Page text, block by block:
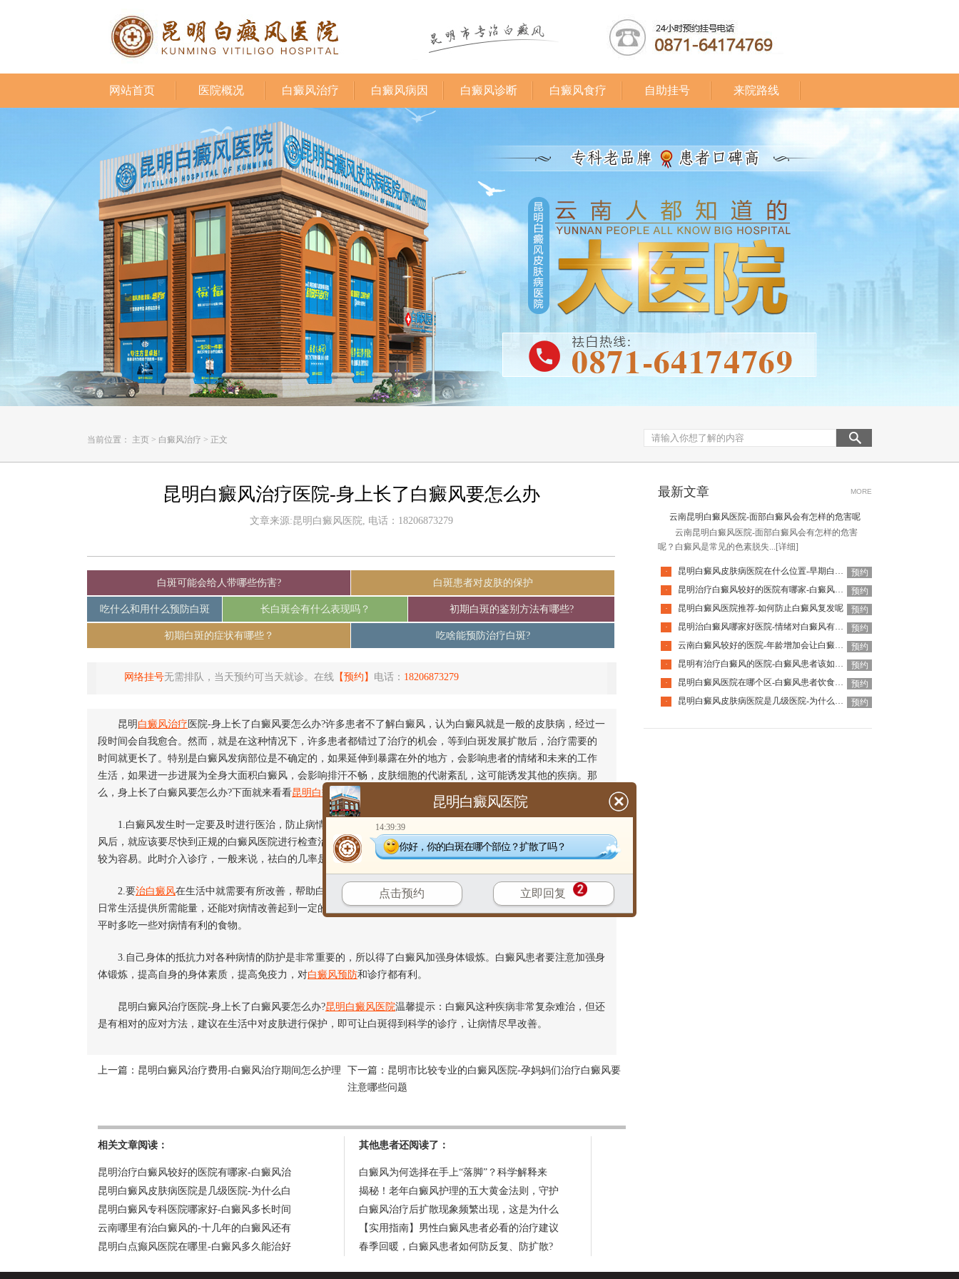
网站首页 医院概况 白癜风治疗 白癜风病因 白癜风诊断 白癜风食疗 自助挂号 来院路线
当前位置： 主页 > 白癜风治疗 > 正文
昆明白癜风治疗医院-身上长了白癜风要怎么办
文章来源:昆明白癜风医院, 电话：18206873279
白斑可能会给人带哪些伤害? 白斑患者对皮肤的保护
吃什么和用什么预防白斑 长白斑会有什么表现吗？ 初期白斑的鉴别方法有哪些?
初期白斑的症状有哪些？ 吃啥能预防治疗白斑?
网络挂号无需排队，当天预约可当天就诊。在线 【预约】 电话： 18206873279
昆明 白癜风治疗 医院-身上长了白癜风要怎么办?许多患者不了解白癜风，认为白癜风就是一般的皮肤病，经过一
段时间会自我愈合。然而，就是在这种情况下，许多患者都错过了治疗的机会，等到白斑发展扩散后，治疗需要的
时间就更长了。特别是白癜风发病部位是不确定的，如果延伸到暴露在外的地方，会影响患者的情绪和未来的工作
生活，如果进一步进展为全身大面积白癜风，会影响排汗不畅，皮肤细胞的代谢紊乱，这可能诱发其他的疾病。那
么，身上长了白癜风要怎么办?下面就来看看昆明白癜风专科医院 的详细介绍。
1.白癜风发生时一定要及时进行医治，防止病情加重后给后续的治疗病程带来影响。患者发现自己身体长出白癜
风后，就应该要尽快到正规的白癜风医院进行检查治疗。因为，白癜风早期皮损面积较小，病程较短，治疗也相对
较为容易。此时介入诊疗，一般来说，祛白的几率是很大的。
2.要治白癜风在生活中就需要有所改善，帮助白斑病情的缓解。饮食是我们生活中的重要部分，不仅仅能为我们
日常生活提供所需能量，还能对病情改善起到一定的促进作用，白癜风患者应养成良好饮食习惯，合理安排饮食，
平时多吃一些对病情有利的食物。
3.自己身体的抵抗力对各种病情的防护是非常重要的，所以得了白癜风加强身体锻炼。白癜风患者要注意加强身
体锻炼，提高自身的身体素质，提高免疫力，对白癜风预防和诊疗都有利。
昆明白癜风治疗医院-身上长了白癜风要怎么办?昆明白癜风医院温馨提示：白癜风这种疾病非常复杂难治，但还
是有相对的应对方法，建议在生活中对皮肤进行保护，即可让白斑得到科学的诊疗，让病情尽早改善。
上一篇： 昆明白癜风治疗费用-白癜风治疗期间怎么护理 下一篇： 昆明市比较专业的白癜风医院-孕妈妈们治疗白癜风要
注意哪些问题
相关文章阅读：
昆明治疗白癜风较好的医院有哪家-白癜风治
昆明白癜风皮肤病医院是几级医院-为什么白
昆明白癜风专科医院哪家好-白癜风多长时间
云南哪里有治白癜风的-十几年的白癜风还有
昆明白点癫风医院在哪里-白癜风多久能治好
其他患者还阅读了：
白癜风为何选择在手上“落脚”？科学解释来
揭秘！老年白癜风护理的五大黄金法则，守护
白癜风治疗后扩散现象频繁出现，这是为什么
【实用指南】男性白癜风患者必看的治疗建议
春季回暖，白癜风患者如何防反复、防扩散?
最新文章 MORE
云南昆明白癜风医院-面部白癜风会有怎样的危害呢
云南昆明白癜风医院-面部白癜风会有怎样的危害
呢？白癜风是常见的色素脱失... [详细]
· 昆明白癜风皮肤病医院在什么位置-早期白癜风有什么表现
预约
·
昆明治疗白癜风较好的医院有哪家-白癜风治疗需要谨记什么呢
预约
·
昆明白癜风医院推荐-如何防止白癜风复发呢
预约
·
昆明治白癜风哪家好医院-情绪对白癜风有什么影响
预约
·
云南白癜风较好的医院-年龄增加会让白癜风自己好转吗
预约
·
昆明有治疗白癜风的医院-白癜风患者该如何挑选护肤品呢
预约
·
昆明白癜风医院在哪个区-白癜风患者饮食该怎么选择
预约
·
昆明白癜风皮肤病医院是几级医院-为什么白癜风要尽早治疗 预约
昆明白癜风医院
14:39:39
你好，你的白斑在哪个部位？扩散了吗？
点击预约 立即回复